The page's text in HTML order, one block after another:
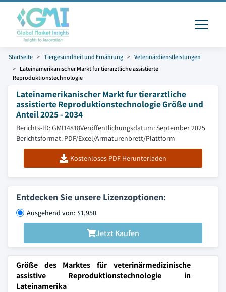
Startseite Tiergesundheit und Ernährung
Veterinärdienstleistungen
Lateinamerikanischer Markt fur tierarztliche assistierte
Reproduktionstechnologie
Lateinamerikanischer Markt fur tierarztliche
assistierte Reproduktionstechnologie Größe und
Anteil 2025 - 2034
Berichts-ID: GMI14818Veröffentlichungsdatum: September 2025
Berichtsformat: PDF/Excel/Armaturenbrett/Plattform
Kostenloses PDF Herunterladen
Entdecken Sie unsere Lizenzoptionen:
Ausgehend von: $1,950
Jetzt Kaufen
Größe des Marktes für veterinärmedizinische
assistive Reproduktionstechnologie in
Lateinamerika